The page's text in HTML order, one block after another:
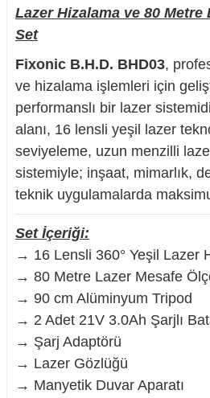
Lazer Hizalama ve 80 Metre
Set
Fixonic B.H.D. BHD03,
ve hizalama işlemleri için
performanslı bir lazer
alanı, 16 lensli yeşil lazer
seviyeleme, uzun menzilli
sistemiyle; inşaat, mimarlık,
teknik uygulamalarda
Set İçeriği:
→ 16 Lensli 360° Yeşil Lazer
→ 80 Metre Lazer Mesafe
→ 90 cm Alüminyum Tripod
→ 2 Adet 21V 3.0Ah Şarjlı
→ Şarj Adaptörü
→ Lazer Gözlüğü
→ Manyetik Duvar Aparatı